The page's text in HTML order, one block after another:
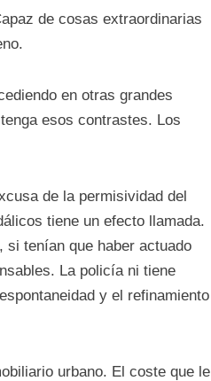
de cosas extraordinarias
en otras grandes
esos contrastes. Los
de la permisividad del
tiene un efecto llamada.
tenían que haber actuado
La policía ni tiene
y el refinamiento
urbano. El coste que le